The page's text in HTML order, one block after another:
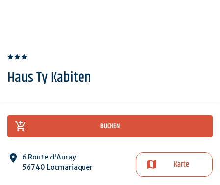
Haus Ty Kabiten
BUCHEN
6 Route d'Auray
56740 Locmariaquer
Karte